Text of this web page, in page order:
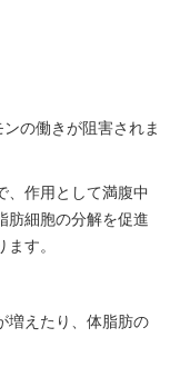
の働きが阻害されま
、作用として満腹中
肪細胞の分解を促進
す。
増えたり、体脂肪の